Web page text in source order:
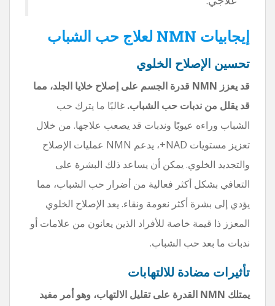
إيجابيات NMN لعلاج حب الشباب
تحسين الإصلاح الخلوي
قد يعزز NMN قدرة الجسم على إصلاح خلايا الجلد، مما
قد يقلل من ندبات حب الشباب. غالبًا ما يترك حب
الشباب وراءه عيوبًا وندبات قد يصعب علاجها. من خلال
تعزيز مستويات NAD+، يدعم NMN عمليات الإصلاح
والتجديد الخلوي. يمكن أن يساعد ذلك البشرة على
التعافي بشكل أكثر فعالية من أضرار حب الشباب، مما
يؤدي إلى بشرة أكثر نعومة ونقاء. يعد الإصلاح الخلوي
المعزز ذا قيمة خاصة للأفراد الذين يعانون من علامات أو
ندبات ما بعد حب الشباب.
تأثيرات مضادة للالتهابات
يمتلك NMN القدرة على تقليل الالتهاب، وهو أمر مفيد